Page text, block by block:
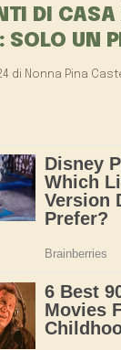
DI CASA
SOLO UN
di Nonna Pina